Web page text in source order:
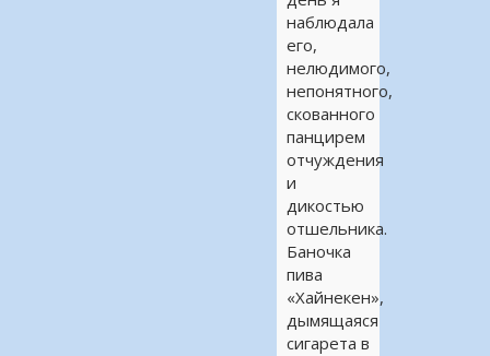
наблюдала
его,
нелюдимого,
непонятного,
скованного
панцирем
отчуждения
и
дикостью
отшельника.
Баночка
пива
«Хайнекен»,
дымящаяся
сигарета в